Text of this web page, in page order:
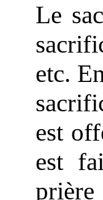
Le
etc.
est
est